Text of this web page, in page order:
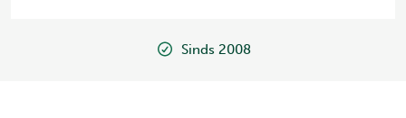
Sinds 2008